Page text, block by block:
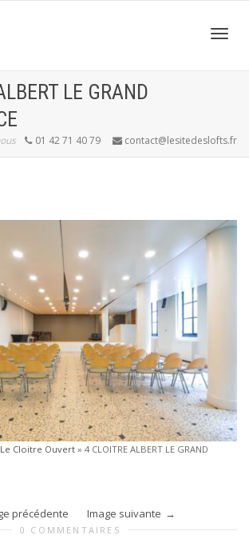
LE GRAND
01 42 71 40 79 contact@lesitedeslofts.fr
Cloitre Ouvert» 4 CLOITRE ALBERT LE GRAND
précédente Image suivante
0 COMMENTAIRES